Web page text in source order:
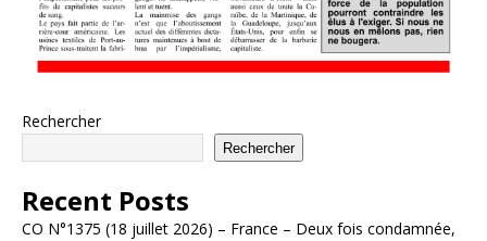
Rechercher
Rechercher
Recent Posts
CO N°1375 (18 juillet 2026) – France – Deux fois condamnée,